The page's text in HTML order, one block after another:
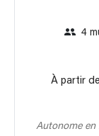
4
À partir de
Autonome en